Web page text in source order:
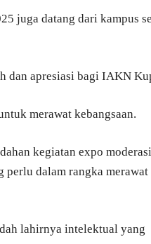
juga datang dari kampus
dan apresiasi bagi IAKN
merawat kebangsaan.
kegiatan expo moderasi
perlu dalam rangka merawat
lahirnya intelektual yang